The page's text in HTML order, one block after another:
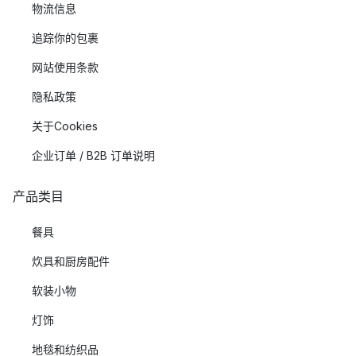
物流信息
追踪你的包裹
网站使用条款
隐私政策
关于Cookies
企业订单 / B2B 订单说明
产品类目
餐具
炊具和厨房配件
软装小物
灯饰
地毯和纺织品